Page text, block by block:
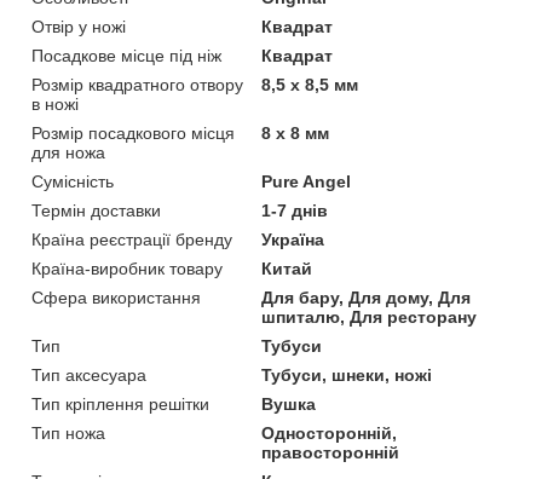
Отвір у ножі
Квадрат
Посадкове місце під ніж
Квадрат
Розмір квадратного отвору
в ножі
8,5 x 8,5 мм
Розмір посадкового місця
для ножа
8 x 8 мм
Сумісність
Pure Angel
Термін доставки
1-7 днів
Країна реєстрації бренду
Україна
Країна-виробник товару
Китай
Сфера використання
Для бару, Для дому, Для
шпиталю, Для ресторану
Тип
Тубуси
Тип аксесуара
Тубуси, шнеки, ножі
Тип кріплення решітки
Вушка
Тип ножа
Односторонній,
правосторонній